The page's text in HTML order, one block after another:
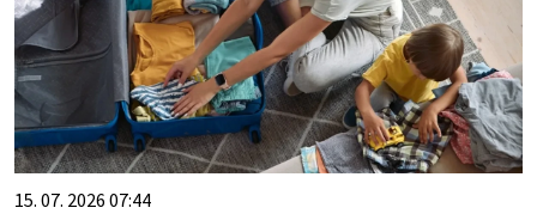
15. 07. 2026 07:44